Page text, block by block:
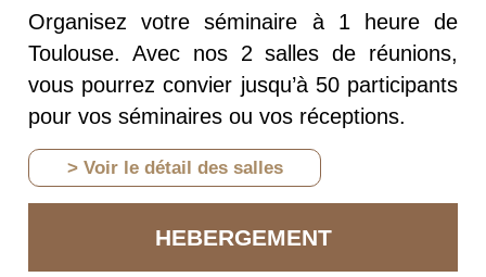
Organisez votre séminaire à 1 heure de
Toulouse. Avec nos 2 salles de réunions,
vous pourrez convier jusqu’à 50 participants
pour vos séminaires ou vos réceptions.
> Voir le détail des salles
HEBERGEMENT